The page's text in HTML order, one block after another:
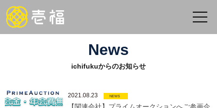
News
ichifukuからのお知らせ
2021.08.23 NEWS